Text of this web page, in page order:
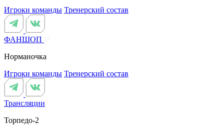
Игроки команды Тренерский состав
ФАНШОП
Норманочка
Игроки команды Тренерский состав
Трансляции
Торпедо-2